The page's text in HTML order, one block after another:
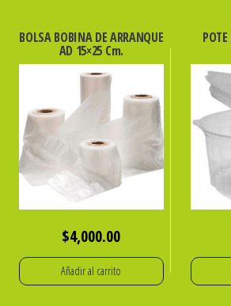
BOLSA BOBINA DE ARRANQUE
AD 15×25 Cm.
$4,000.00
Añadir al carrito